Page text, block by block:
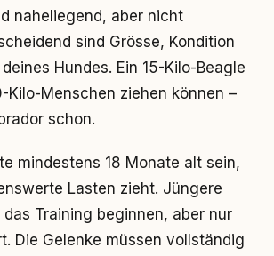
naheliegend, aber nicht
sind Grösse, Kondition
deines Hundes. Ein 15-Kilo-Beagle
Kilo-Menschen ziehen können –
schon.
mindestens 18 Monate alt sein,
Lasten zieht. Jüngere
das Training beginnen, aber nur
Die Gelenke müssen vollständig